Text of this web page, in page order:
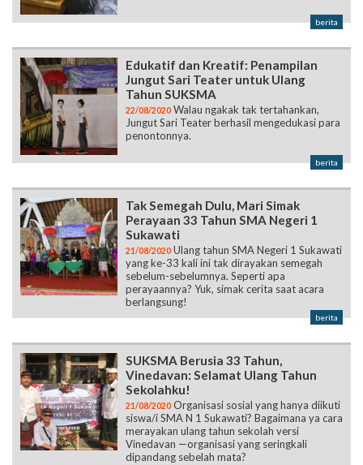
berita
Edukatif dan Kreatif: Penampilan
Jungut Sari Teater untuk Ulang
Tahun SUKSMA
22/08/2020 Walau ngakak tak tertahankan,
Jungut Sari Teater berhasil mengedukasi para
penontonnya.
berita
Tak Semegah Dulu, Mari Simak
Perayaan 33 Tahun SMA Negeri 1
Sukawati
21/08/2020 Ulang tahun SMA Negeri 1 Sukawati
yang ke-33 kali ini tak dirayakan semegah
sebelum-sebelumnya. Seperti apa
perayaannya? Yuk, simak cerita saat acara
berlangsung!
berita
SUKSMA Berusia 33 Tahun,
Vinedavan: Selamat Ulang Tahun
Sekolahku!
21/08/2020 Organisasi sosial yang hanya diikuti
siswa/i SMA N 1 Sukawati? Bagaimana ya cara
merayakan ulang tahun sekolah versi
Vinedavan —organisasi yang seringkali
dipandang sebelah mata?